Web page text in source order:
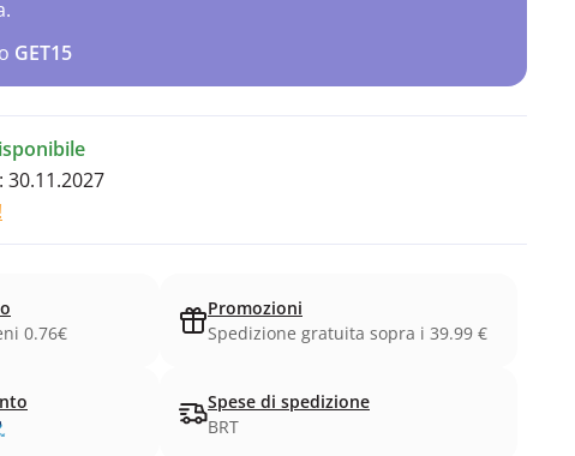
GET15
30.11.2027
0.76€
Promozioni
Spedizione gratuita sopra i 39.99 €
Spese di spedizione
BRT